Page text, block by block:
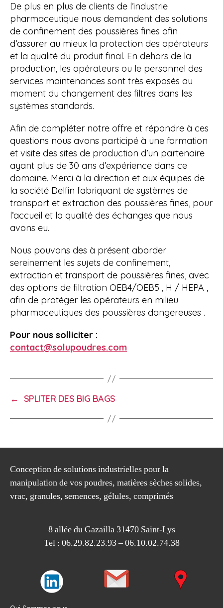
De plus en plus de clients de l’industrie
pharmaceutique nous demandent des solutions
de confinement des poussières fines afin
d’assurer au mieux la protection des opérateurs
et la qualité du produit final. En dehors de la
production, les opérateurs ou le personnel des
services maintenances sont très exposés au
moment du changement des filtres dans les
systèmes standards.
Afin de compléter notre offre et répondre à ces
questions nous avons participé à une formation
et visite des sites de production d’un partenaire
ayant plus de 30 ans d’expérience dans ce
domaine. Merci à la direction et aux équipes de
la société Delfin fabriquant de systèmes de
transport et extraction des poussières fines, pour
l’accueil et la qualité des échanges que nous
avons eu.
Nous pouvons des à présent aborder
sereinement les sujets de confinement,
extraction et transport de poussières fines, avec
des options de filtration OEB4/OEB5 , H / HEPA ,
afin de protéger les opérateurs en milieu
pharmaceutiques des poussières dangereuses .
Pour nous solliciter :
contact@solupoudres.com
← SPLITER DES BIG BAGS
Conception de solutions industrielles pour la
manipulation de vos poudres, matières sèches solides,
vrac, granules, semences, gélules, comprimés
8 allée du Gazailla 31470 Saint-Lys
Tel : 06.29.82.23.93 – 06.10.02.74.38